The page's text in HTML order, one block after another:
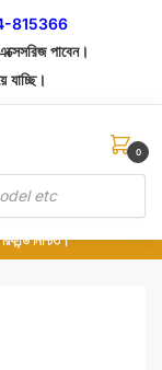
815366
পাবেন।
যাচ্ছি।
0
সার্ভিসে ডেলিভারি।
দিন, না হলে ৫ মিনিটে ১৯৯
নিশ্চিত।